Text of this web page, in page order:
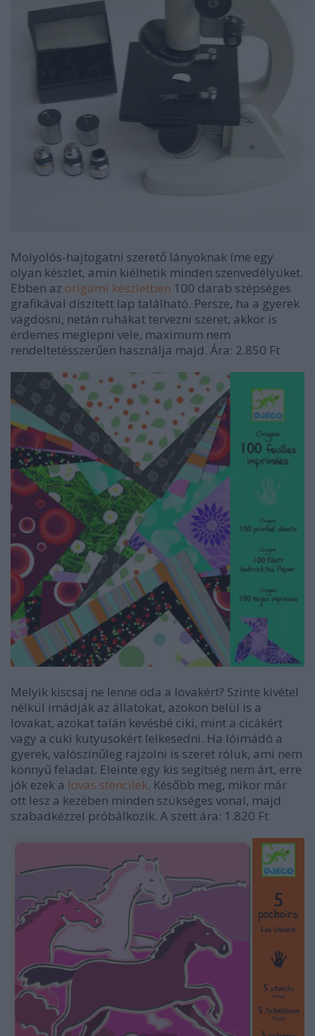
Molyolós-hajtogatni szerető lányoknak íme egy
olyan készlet, amin kiélhetik minden szenvedélyüket.
Ebben az origami készletben 100 darab szépséges
grafikával díszített lap található. Persze, ha a gyerek
vagdosni, netán ruhákat tervezni szeret, akkor is
érdemes meglepni vele, maximum nem
rendeltetésszerűen használja majd. Ára: 2.850 Ft
Melyik kiscsaj ne lenne oda a lovakért? Szinte kivétel
nélkül imádják az állatokat, azokon belül is a
lovakat, azokat talán kevésbé ciki, mint a cicákért
vagy a cuki kutyusokért lelkesedni. Ha lóimádó a
gyerek, valószínűleg rajzolni is szeret róluk, ami nem
könnyű feladat. Eleinte egy kis segítség nem árt, erre
jók ezek a lovas stencilek. Később meg, mikor már
ott lesz a kezében minden szükséges vonal, majd
szabadkézzel próbálkozik. A szett ára: 1.820 Ft